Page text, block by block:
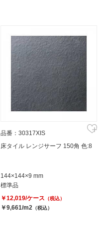
品番：30317XIS
床タイル レンジサーフ 150角 色:8
144×144×9 mm
標準品
￥12,019/ケース （税込）
￥9,661/m2 （税込）